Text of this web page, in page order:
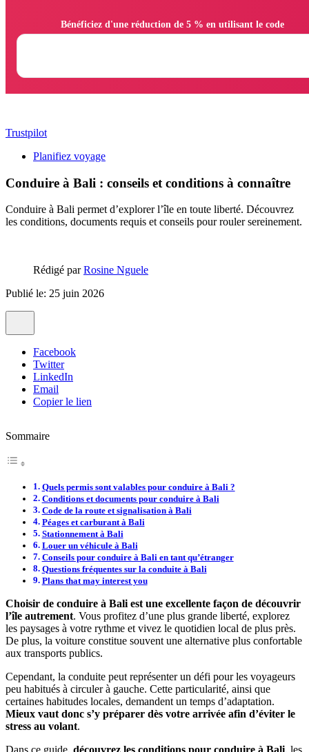
Trustpilot
Planifiez voyage
Conduire à Bali : conseils et conditions à connaître
Conduire à Bali permet d’explorer l’île en toute liberté. Découvrez
les conditions, documents requis et conseils pour rouler sereinement.
Rédigé parRosine Nguele
Publié le: 25 juin 2026
Facebook
Twitter
LinkedIn
Email
Copier le lien
Sommaire
Quels permis sont valables pour conduire à Bali ?
Conditions et documents pour conduire à Bali
Code de la route et signalisation à Bali
Péages et carburant à Bali
Stationnement à Bali
Louer un véhicule à Bali
Conseils pour conduire à Bali en tant qu’étranger
Questions fréquentes sur la conduite à Bali
Plans that may interest you
Choisir de conduire à Bali est une excellente façon de découvrir
l’île autrement. Vous profitez d’une plus grande liberté, explorez
les paysages à votre rythme et vivez le quotidien local de plus près.
De plus, la voiture constitue souvent une alternative plus confortable
aux transports publics.
Cependant, la conduite peut représenter un défi pour les voyageurs
peu habitués à circuler à gauche. Cette particularité, ainsi que
certaines habitudes locales, demandent un temps d’adaptation.
Mieux vaut donc s’y préparer dès votre arrivée afin d’éviter le
stress au volant.